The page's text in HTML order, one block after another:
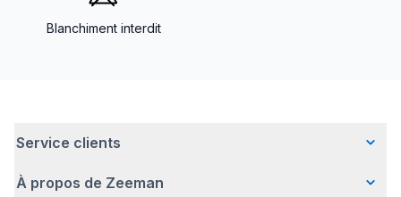
Blanchiment interdit
Service clients
Questions fréquentes
À propos de Zeeman